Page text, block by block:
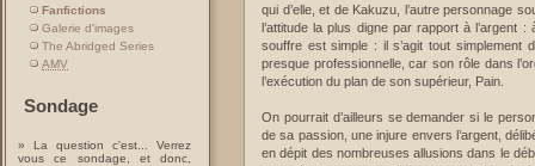
Fanfictions
Galerie d'images
The Abridged Series
AMV
Sondage
» La question c'est... Verrez
vous ce sondage, et donc,
qui d’elle, et de Kakuzu, l’autre personnage
l’attitude la plus digne par rapport à l’argent
souffre est simple : il s’agit tout simplement
presque professionnelle, car son rôle dans
l’exécution du plan de son supérieur, Pain.
On pourrait d’ailleurs se demander si le
de sa passion, une injure envers l’argent,
en dépit des nombreuses allusions dans le